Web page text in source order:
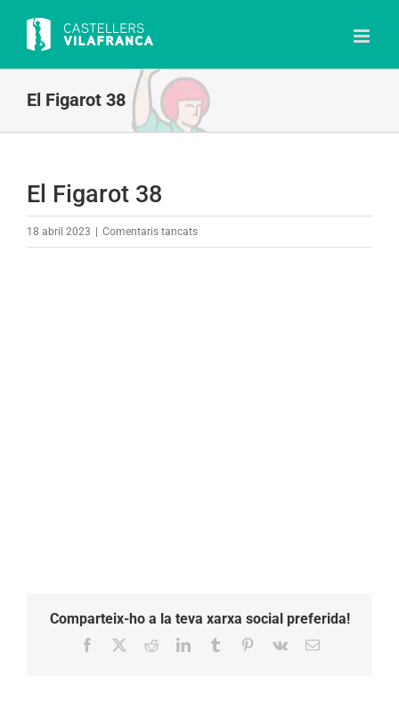
content
El Figarot 38
El Figarot 38
18 abril 2023 Comentaris tancatsa
Comparteix-ho a la teva xarxa social preferida!
Facebook RedditLinkedInTumblr Pinterest
Vk Email: